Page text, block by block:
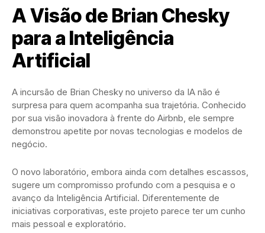
A Visão de Brian Chesky
para a Inteligência
Artificial
A incursão de Brian Chesky no universo da IA não é
surpresa para quem acompanha sua trajetória. Conhecido
por sua visão inovadora à frente do Airbnb, ele sempre
demonstrou apetite por novas tecnologias e modelos de
negócio.
O novo laboratório, embora ainda com detalhes escassos,
sugere um compromisso profundo com a pesquisa e o
avanço da Inteligência Artificial. Diferentemente de
iniciativas corporativas, este projeto parece ter um cunho
mais pessoal e exploratório.